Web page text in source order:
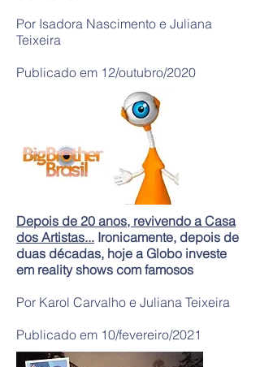
Por Isadora Nascimento e Juliana
Teixeira
Publicado em 12/outubro/2020
Depois de 20 anos, revivendo a Casa
dos Artistas... Ironicamente, depois de
duas décadas, hoje a Globo investe
em reality shows com famosos
Por Karol Carvalho e Juliana Teixeira
Publicado em 10/fevereiro/2021